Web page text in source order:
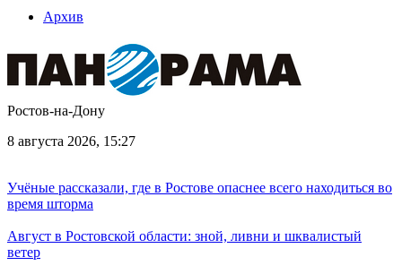
Архив
Ростов-на-Дону
8 августа 2026, 15:27
Учёные рассказали, где в Ростове опаснее всего находиться во
время шторма
Август в Ростовской области: зной, ливни и шквалистый
ветер